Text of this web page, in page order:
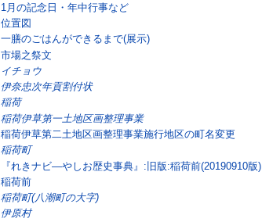
1月の記念日・年中行事など
位置図
一膳のごはんができるまで(展示)
市場之祭文
イチョウ
伊奈忠次年貢割付状
稲荷
稲荷伊草第一土地区画整理事業
稲荷伊草第二土地区画整理事業施行地区の町名変更
稲荷町
『れきナビ―やしお歴史事典』:旧版:稲荷前(20190910版)
稲荷前
稲荷町(八潮町の大字)
伊原村